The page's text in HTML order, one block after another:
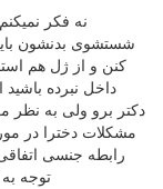
نه فکر
شستشوی بدنشون
کنن و از ژل هم
داخل نبرده
دکتر برو ولی به نظر
مشکلات دخترا در
رابطه جنسی اتفاقی
توجه